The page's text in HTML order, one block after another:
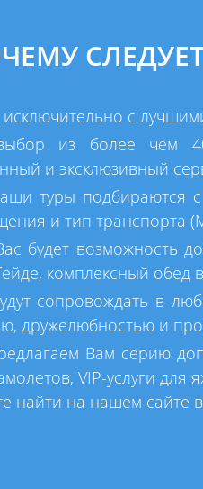
СЛЕДУЕТ
с
из более чем 40
и эксклюзивный
туры подбираются
и тип транспорта
будет возможность
комплексный
сопровождать в
дружелюбностью и
Вам серию
VIP-услуги
найти на нашем сайте в